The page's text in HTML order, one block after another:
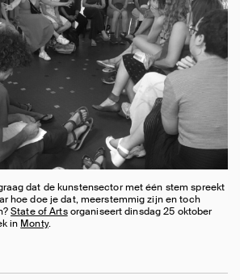
dat de kunstensector met één stem spreekt
hoe doe je dat, meerstemmig zijn en toch
State of Artsorganiseert dinsdag 25 oktober
in Monty.